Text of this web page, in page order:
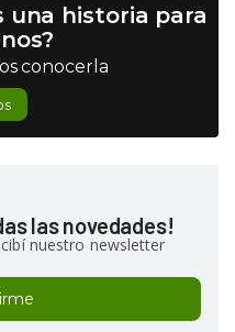
una historia para
conocerla
las novedades!
nuestro newsletter